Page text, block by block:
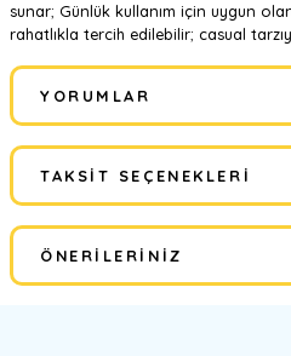
sunar; Günlük kullanım için uygun
rahatlıkla tercih edilebilir; casual
YORUMLAR
Bu ürüne ilk
Yorum
TAKSIT SEÇENEKLERI
ÖNERILERINIZ